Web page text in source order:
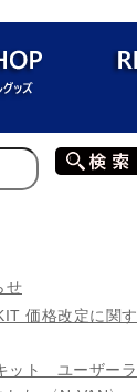
せ
価格改定に関す
ット ユーザーラ